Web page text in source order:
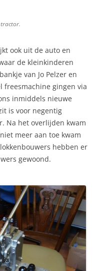
ook uit de auto en
de kleinkinderen
van Jo Pelzer en
freesmachine gingen via
inmiddels nieuwe
is voor negentig
Na het overlijden kwam
meer aan toe kwam
hebben er
gewoond.